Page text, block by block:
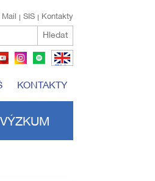
Kontakty
SIS
Mail
Hledat
EN
KONTAKTY